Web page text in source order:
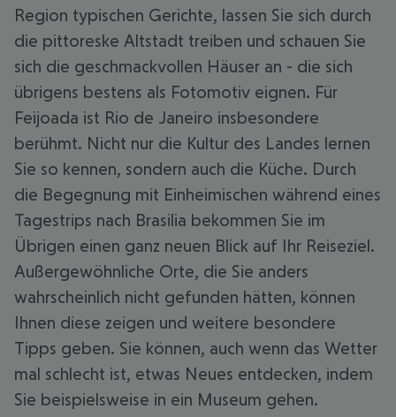
Region typischen Gerichte, lassen Sie sich durch
die pittoreske Altstadt treiben und schauen Sie
sich die geschmackvollen Häuser an - die sich
übrigens bestens als Fotomotiv eignen. Für
Feijoada ist Rio de Janeiro insbesondere
berühmt. Nicht nur die Kultur des Landes lernen
Sie so kennen, sondern auch die Küche. Durch
die Begegnung mit Einheimischen während eines
Tagestrips nach Brasilia bekommen Sie im
Übrigen einen ganz neuen Blick auf Ihr Reiseziel.
Außergewöhnliche Orte, die Sie anders
wahrscheinlich nicht gefunden hätten, können
Ihnen diese zeigen und weitere besondere
Tipps geben. Sie können, auch wenn das Wetter
mal schlecht ist, etwas Neues entdecken, indem
Sie beispielsweise in ein Museum gehen.